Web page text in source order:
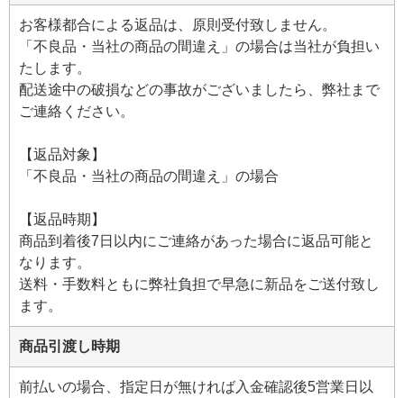
お客様都合による返品は、原則受付致しません。
「不良品・当社の商品の間違え」の場合は当社が負担い
たします。
配送途中の破損などの事故がございましたら、弊社まで
ご連絡ください。
【返品対象】
「不良品・当社の商品の間違え」の場合
【返品時期】
商品到着後7日以内にご連絡があった場合に返品可能と
なります。
送料・手数料ともに弊社負担で早急に新品をご送付致し
ます。
商品引渡し時期
前払いの場合、指定日が無ければ入金確認後5営業日以